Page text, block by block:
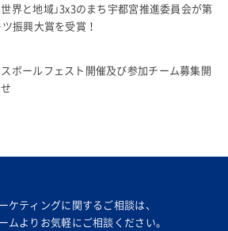
界と地域」3x3のまち宇都宮推進委員会が第
振興大賞を受賞！
ボールフェスト開催及び参加チーム募集開
ケティングに関するご相談は、
ムより お気軽にご相談ください。